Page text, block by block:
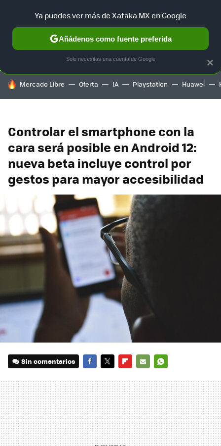
SELECCIÓN GAMING HOME AUTO TERRITORIO
HOY SE HABLA DE
Mercado Libre Oferta IA Playstation Huawei
Controlar el smartphone con la
cara será posible en Android 12:
nueva beta incluye control por
gestos para mayor accesibilidad
Sin comentarios
MAIL
×
Ya puedes ver más de Xataka MX en Google
Añádenos como fuente preferida
Solo necesitas una cuenta de Google